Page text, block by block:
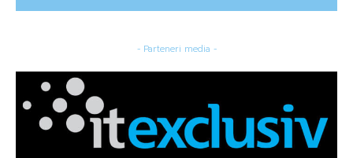
- Parteneri media -